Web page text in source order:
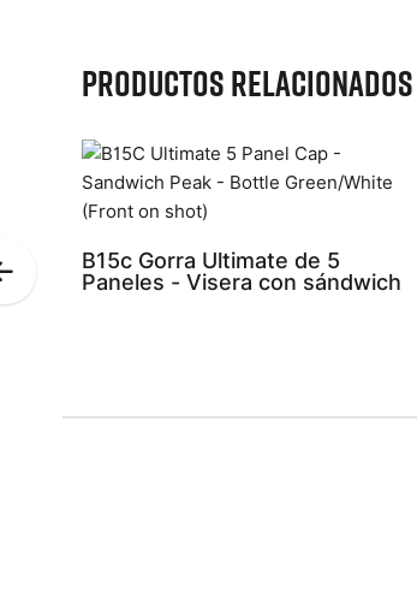
Productos relacionados
B15c Gorra Ultimate de 5
Paneles - Visera con sándwich
Previous